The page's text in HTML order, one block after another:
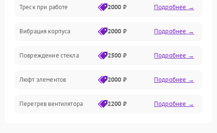
Треск при работе 2000 ₽ Подробнее →
Вибрация корпуса 2000 ₽ Подробнее →
Повреждение стекла 2500 ₽ Подробнее →
Люфт элементов 2000 ₽ Подробнее →
Перегрев вентилятора 2200 ₽ Подробнее →